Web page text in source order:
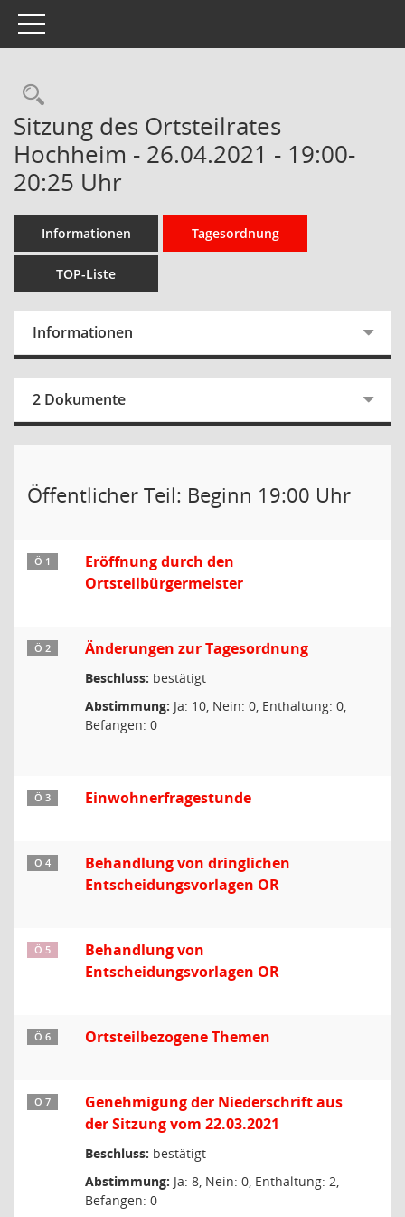
Toggle navigation
Rechercheauswahl
Sitzung des Ortsteilrates
Hochheim - 26.04.2021 - 19:00-
20:25 Uhr
Informationen Tagesordnung
TOP-Liste
Informationen
2 Dokumente
Öffentlicher Teil: Beginn 19:00 Uhr
Ö 1
Eröffnung durch den
Ortsteilbürgermeister
Ö 2 Änderungen zur Tagesordnung
Beschluss: bestätigt
Abstimmung: Ja: 10, Nein: 0, Enthaltung: 0,
Befangen: 0
Ö 3 Einwohnerfragestunde
Ö 4
Behandlung von dringlichen
Entscheidungsvorlagen OR
Ö 5
Behandlung von
Entscheidungsvorlagen OR
Ö 6 Ortsteilbezogene Themen
Ö 7
Genehmigung der Niederschrift aus
der Sitzung vom 22.03.2021
Beschluss: bestätigt
Abstimmung: Ja: 8, Nein: 0, Enthaltung: 2,
Befangen: 0